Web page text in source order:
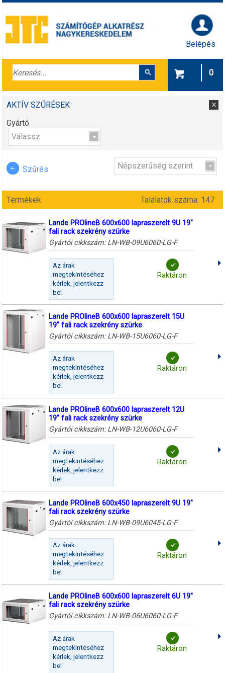
Belépés
0
AKTÍV SZŰRÉSEK
Gyártó
Válassz
Szűrés Népszerűség szerint
Termékek Találatok száma: 147
Lande PROlineB 600x600 lapraszerelt 9U 19"
fali rack szekrény szürke
Gyártói cikkszám: LN-WB-09U6060-LG-F
Az árak
megtekintéséhez
kérlek, jelentkezz
be!
Raktáron
Lande PROlineB 600x600 lapraszerelt 15U
19" fali rack szekrény szürke
Gyártói cikkszám: LN-WB-15U6060-LG-F
Az árak
megtekintéséhez
kérlek, jelentkezz
be!
Raktáron
Lande PROlineB 600x600 lapraszerelt 12U
19" fali rack szekrény szürke
Gyártói cikkszám: LN-WB-12U6060-LG-F
Az árak
megtekintéséhez
kérlek, jelentkezz
be!
Raktáron
Lande PROlineB 600x450 lapraszerelt 9U 19"
fali rack szekrény szürke
Gyártói cikkszám: LN-WB-09U6045-LG-F
Az árak
megtekintéséhez
kérlek, jelentkezz
be!
Raktáron
Lande PROlineB 600x600 lapraszerelt 6U 19"
fali rack szekrény szürke
Gyártói cikkszám: LN-WB-06U6060-LG-F
Az árak
megtekintéséhez
kérlek, jelentkezz
be!
Raktáron